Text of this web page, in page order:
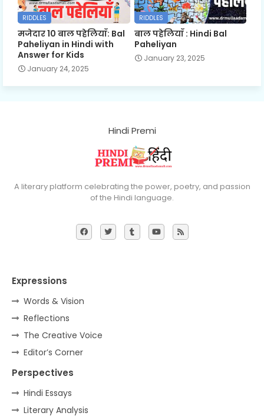
RIDDLES
मजेदार 10 बाल पहेलियाँ: Bal
Paheliyan in Hindi with
Answer for Kids
January 24, 2025
RIDDLES
बाल पहेलियाँ : Hindi Bal
Paheliyan
January 23, 2025
Hindi Premi
A literary platform celebrating the power, poetry, and passion
of the Hindi language.
Expressions
Words & Vision
Reflections
The Creative Voice
Editor’s Corner
Perspectives
Hindi Essays
Literary Analysis